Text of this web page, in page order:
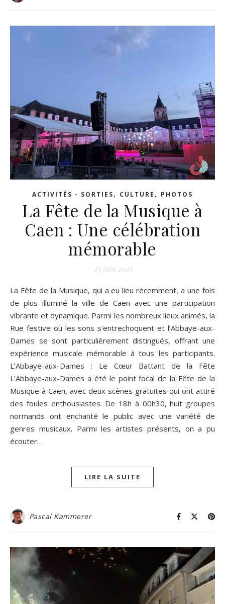
ACTIVITÉS - SORTIES, CULTURE , PHOTOS
La Fête de la Musique à
Caen : Une célébration
mémorable
23 juin 2025
La Fête de la Musique, qui a eu lieu récemment, a une fois
de plus illuminé la ville de Caen avec une participation
vibrante et dynamique. Parmi les nombreux lieux animés, la
Rue festive où les sons s’entrechoquent et l’Abbaye-aux-
Dames se sont particulièrement distingués, offrant une
expérience musicale mémorable à tous les participants.
L’Abbaye-aux-Dames : Le Cœur Battant de la Fête
L’Abbaye-aux-Dames a été le point focal de la Fête de la
Musique à Caen, avec deux scènes gratuites qui ont attiré
des foules enthousiastes. De 18h à 00h30, huit groupes
normands ont enchanté le public avec une variété de
genres musicaux. Parmi les artistes présents, on a pu
écouter…
LIRE LA SUITE
Pascal Kammerer